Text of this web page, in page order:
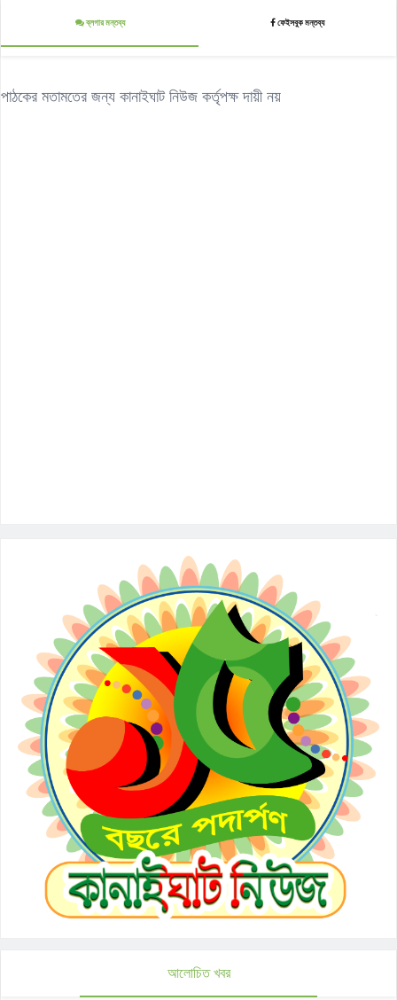
ব্লগার মন্তব্য ফেইসবুক মন্তব্য
পাঠকের মতামতের জন্য কানাইঘাট নিউজ কর্তৃপক্ষ দায়ী নয়
আলোচিত খবর